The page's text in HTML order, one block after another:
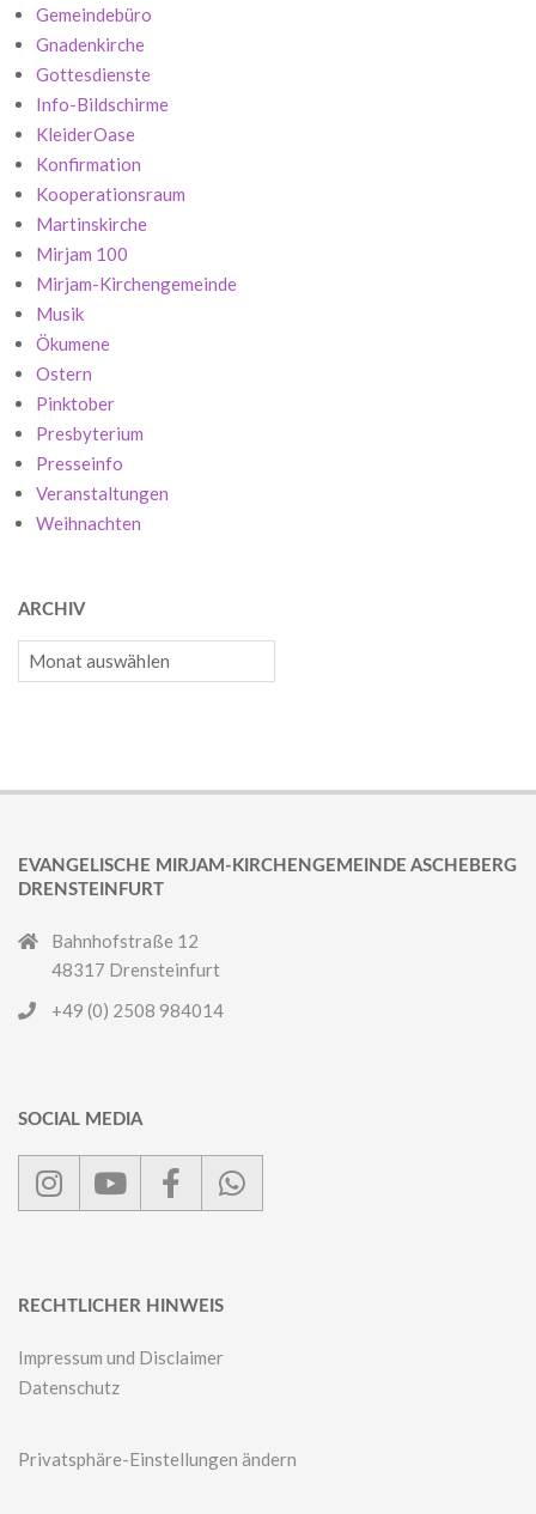
Gemeindebüro
Gnadenkirche
Gottesdienste
Info-Bildschirme
KleiderOase
Konfirmation
Kooperationsraum
Martinskirche
Mirjam 100
Mirjam-Kirchengemeinde
Musik
Ökumene
Ostern
Pinktober
Presbyterium
Presseinfo
Veranstaltungen
Weihnachten
ARCHIV
Archiv
EVANGELISCHE MIRJAM-KIRCHENGEMEINDE ASCHEBERG
DRENSTEINFURT
Bahnhofstraße 12
48317 Drensteinfurt
+49 (0) 2508 984014
SOCIAL MEDIA
RECHTLICHER HINWEIS
Impressum und Disclaimer
Datenschutz
Privatsphäre-Einstellungen ändern